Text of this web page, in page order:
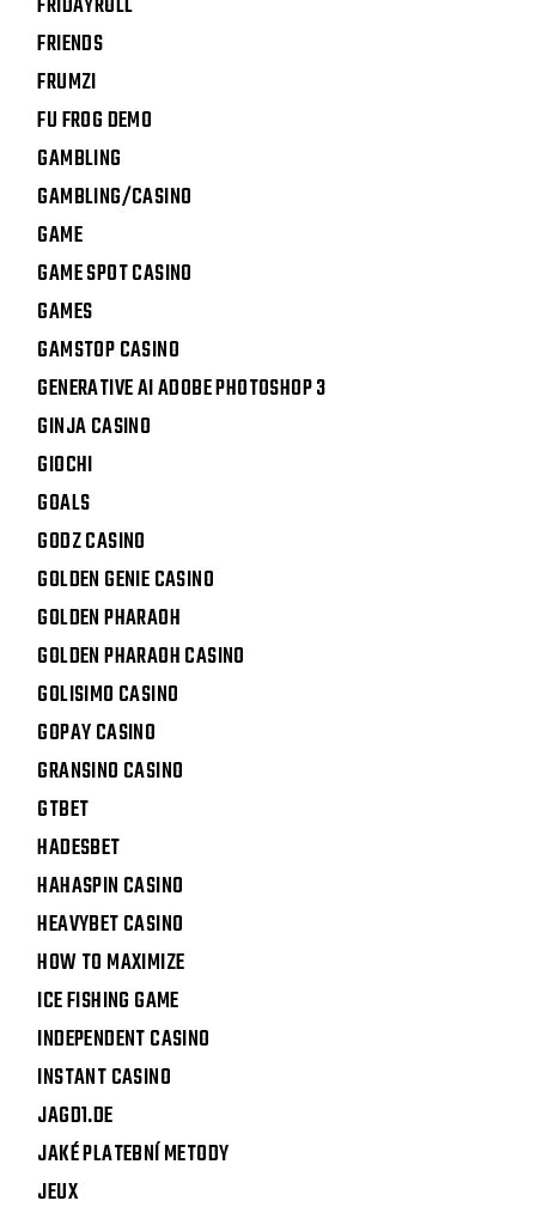
FRIENDS
FRUMZI
FU FROG DEMO
GAMBLING
GAMBLING/CASINO
GAME
GAME SPOT CASINO
GAMES
GAMSTOP CASINO
GENERATIVE AI ADOBE PHOTOSHOP 3
GINJA CASINO
GIOCHI
GOALS
GODZ CASINO
GOLDEN GENIE CASINO
GOLDEN PHARAOH
GOLDEN PHARAOH CASINO
GOLISIMO CASINO
GOPAY CASINO
GRANSINO CASINO
GTBET
HADESBET
HAHASPIN CASINO
HEAVYBET CASINO
HOW TO MAXIMIZE
ICE FISHING GAME
INDEPENDENT CASINO
INSTANT CASINO
JAGD1.DE
JAKÉ PLATEBNÍ METODY
JEUX